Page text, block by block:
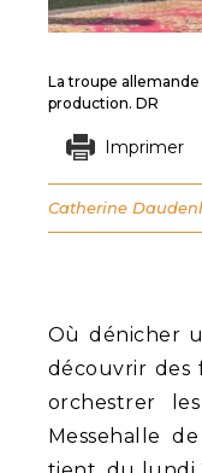
Où dénicher
découvrir des
orchestrer
Messehalle
La troupe
production. DR
Imprimer
Catherine